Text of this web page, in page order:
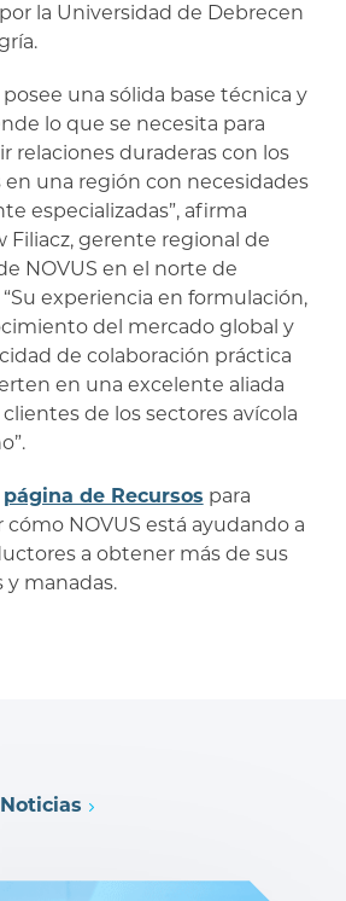
la Universidad de Debrecen
posee una sólida base técnica y
lo que se necesita para
relaciones duraderas con los
una región con necesidades
especializadas”, afirma
Filiacz, gerente regional de
NOVUS en el norte de
“Su experiencia en formulación,
del mercado global y
de colaboración práctica
en una excelente aliada
clientes de los sectores avícola
página de Recursos para
cómo NOVUS está ayudando a
a obtener más de sus
y manadas.